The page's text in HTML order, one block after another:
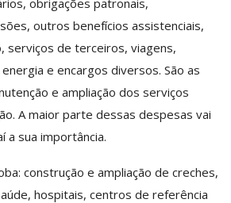
outros benefícios assistenciais,
serviços de terceiros, viagens,
e encargos diversos. São as
e ampliação dos serviços
A maior parte dessas despesas vai
a sua importância.
construção e ampliação de creches,
hospitais, centros de referência